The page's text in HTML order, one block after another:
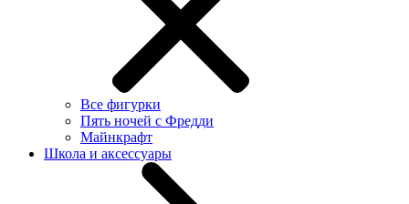
Все фигурки
Пять ночей с Фредди
Майнкрафт
Школа и аксессуары